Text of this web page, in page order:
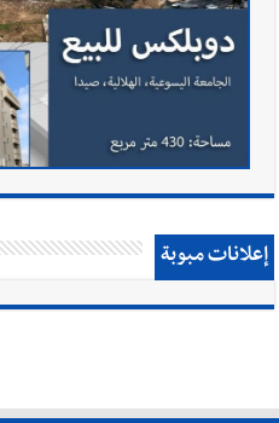
إعلانات مبوبة